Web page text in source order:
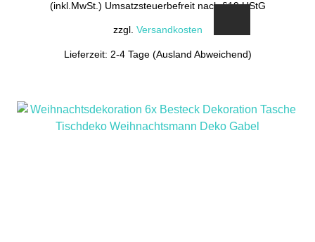
(inkl.MwSt.) Umsatzsteuerbefreit nach §19 UStG
zzgl. Versandkosten
Lieferzeit: 2-4 Tage (Ausland Abweichend)